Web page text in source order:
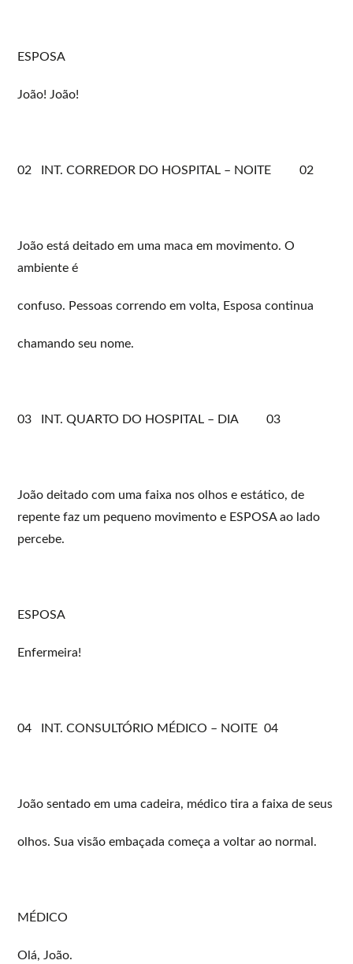
ESPOSA
João! João!
02 INT. CORREDOR DO HOSPITAL – NOITE 02
João está deitado em uma maca em movimento. O
ambiente é
confuso. Pessoas correndo em volta, Esposa continua
chamando seu nome.
03 INT. QUARTO DO HOSPITAL – DIA 03
João deitado com uma faixa nos olhos e estático, de
repente faz um pequeno movimento e ESPOSA ao lado
percebe.
ESPOSA
Enfermeira!
04 INT. CONSULTÓRIO MÉDICO – NOITE 04
João sentado em uma cadeira, médico tira a faixa de seus
olhos. Sua visão embaçada começa a voltar ao normal.
MÉDICO
Olá, João.